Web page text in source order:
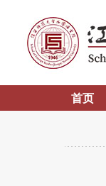
首页